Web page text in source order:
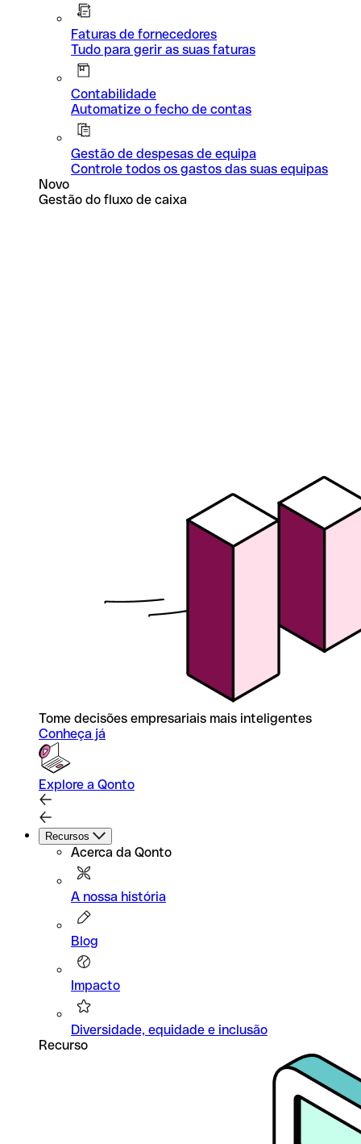
Faturas de fornecedores
Tudo para gerir as suas faturas
Contabilidade
Automatize o fecho de contas
Gestão de despesas de equipa
Controle todos os gastos das suas equipas
Novo
Gestão do fluxo de caixa
Tome decisões empresariais mais inteligentes
Conheça já
Explore a Qonto
Recursos
Acerca da Qonto
A nossa história
Blog
Impacto
Diversidade, equidade e inclusão
Recurso